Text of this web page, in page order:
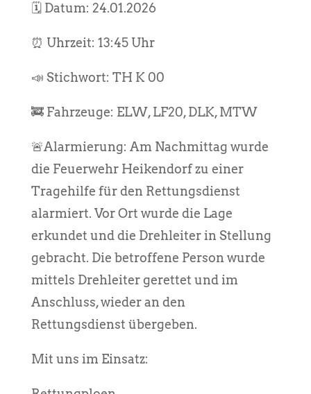
🗓️ Datum: 24.01.2026
⏰ Uhrzeit: 13:45 Uhr
📣 Stichwort: TH K 00
🚒 Fahrzeuge: ELW, LF20, DLK, MTW
🚨Alarmierung: Am Nachmittag wurde
die Feuerwehr Heikendorf zu einer
Tragehilfe für den Rettungsdienst
alarmiert. Vor Ort wurde die Lage
erkundet und die Drehleiter in Stellung
gebracht. Die betroffene Person wurde
mittels Drehleiter gerettet und im
Anschluss, wieder an den
Rettungsdienst übergeben.
Mit uns im Einsatz: